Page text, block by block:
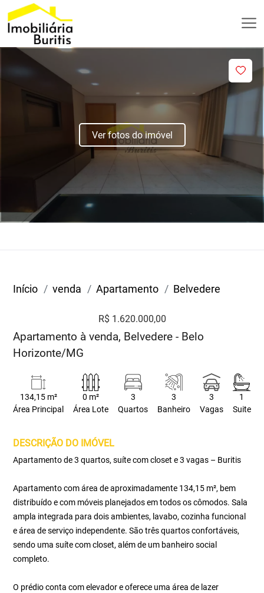
Ver fotos do imóvel
Início venda Apartamento Belvedere
R$ 1.620.000,00
Apartamento à venda, Belvedere - Belo
Horizonte/MG
134,15 m²
Área Principal
0 m²
Área Lote
3
Quartos
3
Banheiro
3
Vagas
1
Suite
DESCRIÇÃO DO IMÓVEL
Apartamento de 3 quartos, suíte com closet e 3 vagas – Buritis
Apartamento com área de aproximadamente 134,15 m², bem
distribuído e com móveis planejados em todos os cômodos. Sala
ampla integrada para dois ambientes, lavabo, cozinha funcional
e área de serviço independente. São três quartos confortáveis,
sendo uma suíte com closet, além de um banheiro social
completo.
O prédio conta com elevador e oferece uma área de lazer